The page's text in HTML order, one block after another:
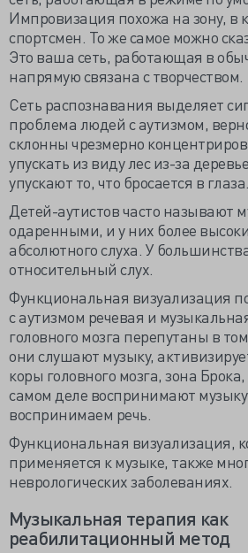
Импровизация похожа на зону, в
спортсмен. То же самое можно
Это ваша сеть, работающая в
напрямую связана с творчеством.
Сеть распознавания выделяет
проблема людей с аутизмом,
склонны чрезмерно
упускать из виду лес из-за
упускают то, что бросается в глаза.
Детей-аутистов часто называют
одаренными, и у них более
абсолютного слуха. У
относительный слух.
Функциональная визуализация
с аутизмом речевая и
головного мозга перепутаны в
они слушают музыку,
коры головного мозга, зона
самом деле воспринимают
воспринимаем речь.
Функциональная визуализация,
применяется к музыке, также
неврологических заболеваниях.
Музыкальная терапия как
реабилитационный метод